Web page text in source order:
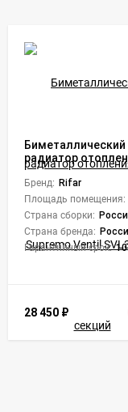
Биметаллический
радиатор
Rifar Supremo
SVL350 14 секций
Бренд: Rifar
Площадь помещения:
Страна сборки:
Страна бренда:
Гарантийный срок:
28 450 ₽